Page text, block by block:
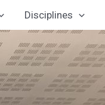
Disciplines